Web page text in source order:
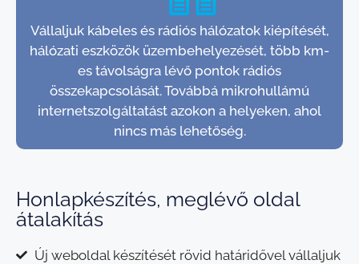
Vállaljuk kábeles és rádiós hálózatok kiépítését,
hálózati eszközök üzembehelyezését, több km-
es távolságra lévő pontok rádiós
összekapcsolását. Továbbá mikrohullámú
internetszolgáltatást azokon a helyeken, ahol
nincs más lehetőség.
Honlapkészítés, meglévő oldal
átalakítás
Új weboldal készítését rövid határidővel vállaljuk